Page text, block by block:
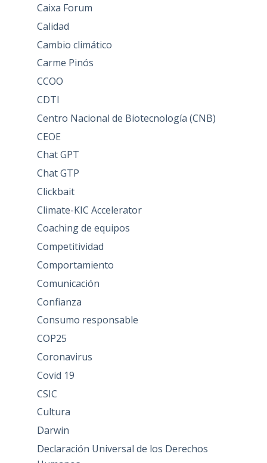
Caixa Forum
Calidad
Cambio climático
Carme Pinós
CCOO
CDTI
Centro Nacional de Biotecnología (CNB)
CEOE
Chat GPT
Chat GTP
Clickbait
Climate-KIC Accelerator
Coaching de equipos
Competitividad
Comportamiento
Comunicación
Confianza
Consumo responsable
COP25
Coronavirus
Covid 19
CSIC
Cultura
Darwin
Declaración Universal de los Derechos